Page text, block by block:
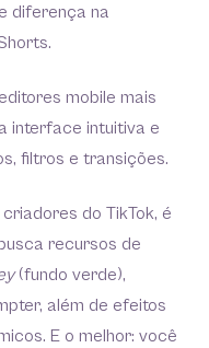
diferença na
mobile mais
interface intuitiva e
filtros e transições.
do TikTok, é
recursos de
(fundo verde),
além de efeitos
E o melhor: você